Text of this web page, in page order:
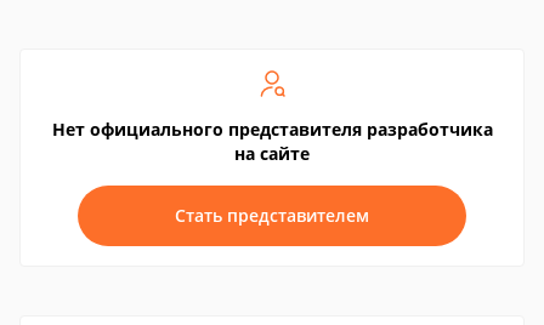
Нет официального представителя разработчика
на сайте
Стать представителем